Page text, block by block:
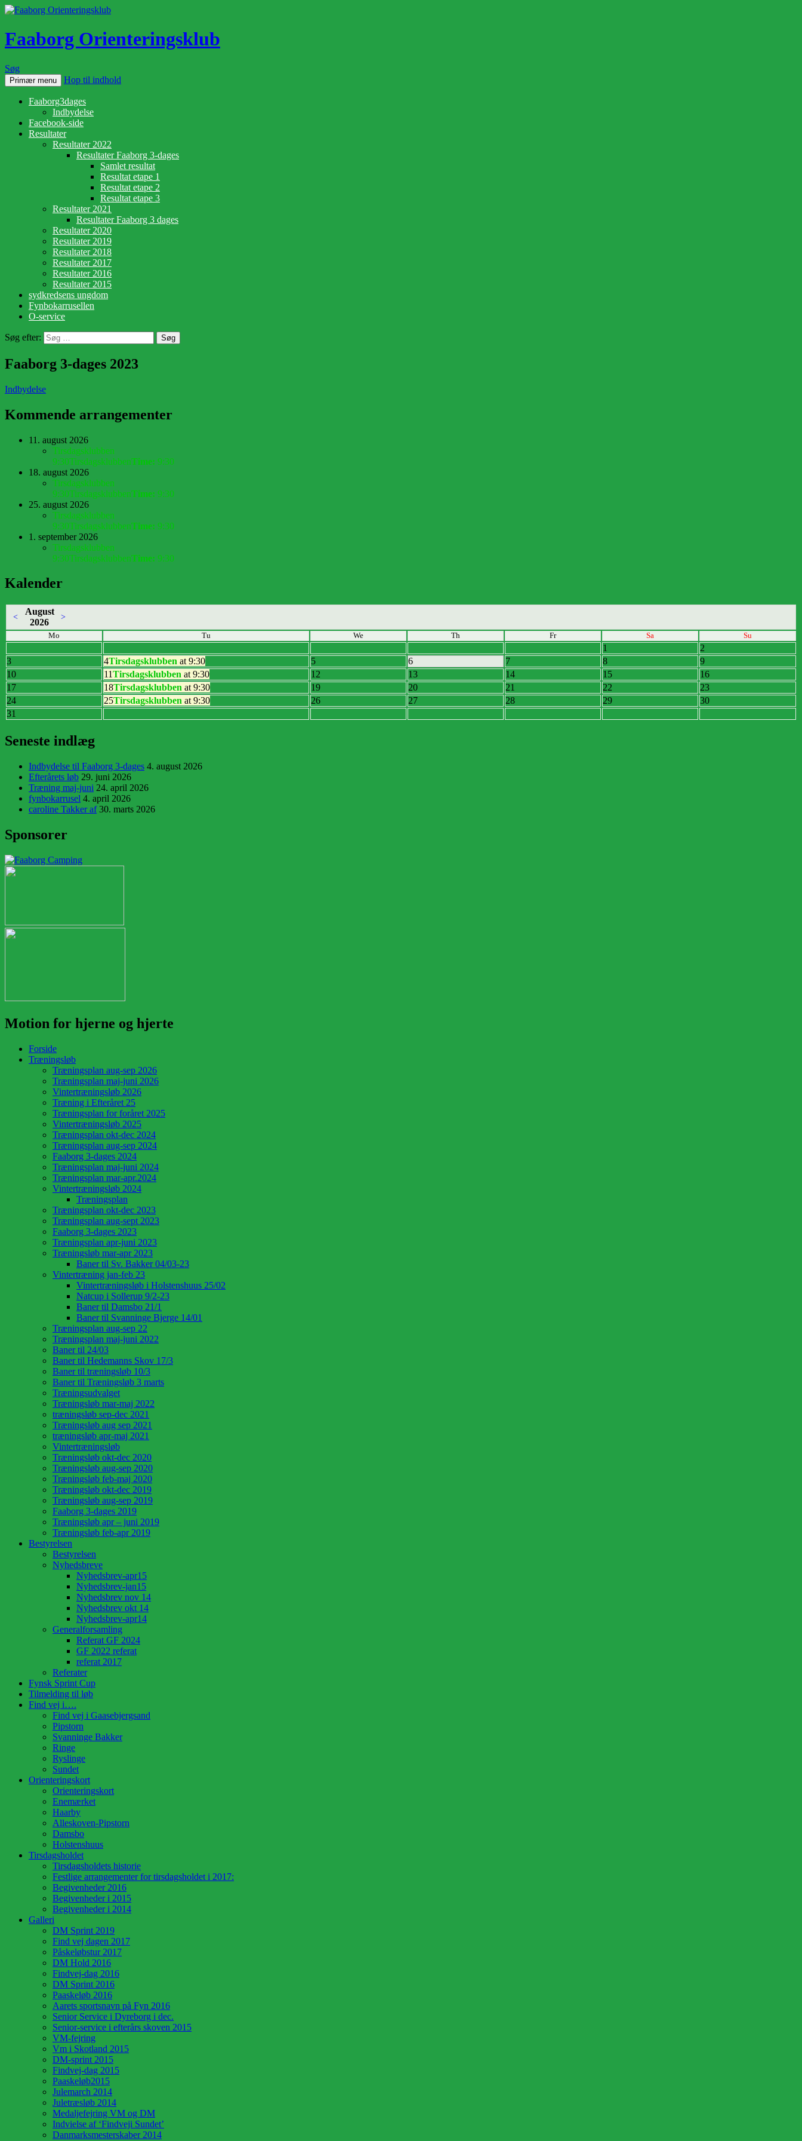
Faaborg Orienteringsklub
Søg
Primær menu Hop til indhold
Faaborg3dages
Indbydelse
Facebook-side
Resultater
Resultater 2022
Resultater Faaborg 3-dages
Samlet resultat
Resultat etape 1
Resultat etape 2
Resultat etape 3
Resultater 2021
Resultater Faaborg 3 dages
Resultater 2020
Resultater 2019
Resultater 2018
Resultater 2017
Resultater 2016
Resultater 2015
sydkredsens ungdom
Fynbokarrusellen
O-service
Søg efter:
Faaborg 3-dages 2023
Indbydelse
Kommende arrangementer
11. august 2026
Tirsdagsklubben
9:30TirsdagsklubbenTime: 9:30
18. august 2026
Tirsdagsklubben
9:30TirsdagsklubbenTime: 9:30
25. august 2026
Tirsdagsklubben
9:30TirsdagsklubbenTime: 9:30
1. september 2026
Tirsdagsklubben
9:30TirsdagsklubbenTime: 9:30
Kalender
<
August
2026
>
Mo Tu We Th Fr Sa Su
1
2
3
4Tirsdagsklubben at 9:30 5 6 7 8
9
10
11Tirsdagsklubben at 9:30 12 13 14 15
16
17
18Tirsdagsklubben at 9:30 19 20 21 22
23
24
25Tirsdagsklubben at 9:30 26 27 28 29
30
31
Seneste indlæg
Indbydelse til Faaborg 3-dages 4. august 2026
Efterårets løb 29. juni 2026
Træning maj-juni 24. april 2026
fynbokarrusel 4. april 2026
caroline Takker af 30. marts 2026
Sponsorer
Motion for hjerne og hjerte
Forside
Træningsløb
Træningsplan aug-sep 2026
Træningsplan maj-juni 2026
Vintertræningsløb 2026
Træning i Efteråret 25
Træningsplan for foråret 2025
Vintertræningsløb 2025
Træningsplan okt-dec 2024
Træningsplan aug-sep 2024
Faaborg 3-dages 2024
Træningsplan maj-juni 2024
Træningsplan mar-apr.2024
Vintertræningsløb 2024
Træningsplan
Træningsplan okt-dec 2023
Træningsplan aug-sept 2023
Faaborg 3-dages 2023
Træningsplan apr-juni 2023
Træningsløb mar-apr 2023
Baner til Sv. Bakker 04/03-23
Vintertræning jan-feb 23
Vintertræningsløb i Holstenshuus 25/02
Natcup i Sollerup 9/2-23
Baner til Damsbo 21/1
Baner til Svanninge Bjerge 14/01
Træningsplan aug-sep 22
Træningsplan maj-juni 2022
Baner til 24/03
Baner til Hedemanns Skov 17/3
Baner til træningsløb 10/3
Baner til Træningsløb 3 marts
Træningsudvalget
Træningsløb mar-maj 2022
træningsløb sep-dec 2021
Træningsløb aug sep 2021
træningsløb apr-maj 2021
Vintertræningsløb
Træningsløb okt-dec 2020
Træningsløb aug-sep 2020
Træningsløb feb-maj 2020
Træningsløb okt-dec 2019
Træningsløb aug-sep 2019
Faaborg 3-dages 2019
Træningsløb apr – juni 2019
Træningsløb feb-apr 2019
Bestyrelsen
Bestyrelsen
Nyhedsbreve
Nyhedsbrev-apr15
Nyhedsbrev-jan15
Nyhedsbrev nov 14
Nyhedsbrev okt 14
Nyhedsbrev-apr14
Generalforsamling
Referat GF 2024
GF 2022 referat
referat 2017
Referater
Fynsk Sprint Cup
Tilmelding til løb
Find vej i….
Find vej i Gaasebjergsand
Pipstorn
Svanninge Bakker
Ringe
Ryslinge
Sundet
Orienteringskort
Orienteringskort
Enemærket
Haarby
Alleskoven-Pipstorn
Damsbo
Holstenshuus
Tirsdagsholdet
Tirsdagsholdets historie
Festlige arrangementer for tirsdagsholdet i 2017:
Begivenheder 2016
Begivenheder i 2015
Begivenheder i 2014
Galleri
DM Sprint 2019
Find vej dagen 2017
Påskeløbstur 2017
DM Hold 2016
Findvej-dag 2016
DM Sprint 2016
Paaskeløb 2016
Aarets sportsnavn på Fyn 2016
Senior Service i Dyreborg i dec.
Senior-service i efterårs skoven 2015
VM-fejring
Vm i Skotland 2015
DM-sprint 2015
Findvej-dag 2015
Paaskeløb2015
Julemarch 2014
Juletræsløb 2014
Medaljefejring VM og DM
Indvielse af ‘Findveji Sundet’
Danmarksmesterskaber 2014